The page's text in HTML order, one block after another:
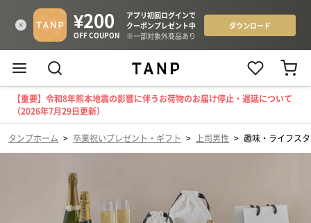
【重要】令和8年熊本地震の影響に伴うお荷物のお届け停止・遅延について
（2026年7月29日更新）
タンプホーム > 卒業祝いプレゼント・ギフト > 上司男性 > 趣味・ライフス